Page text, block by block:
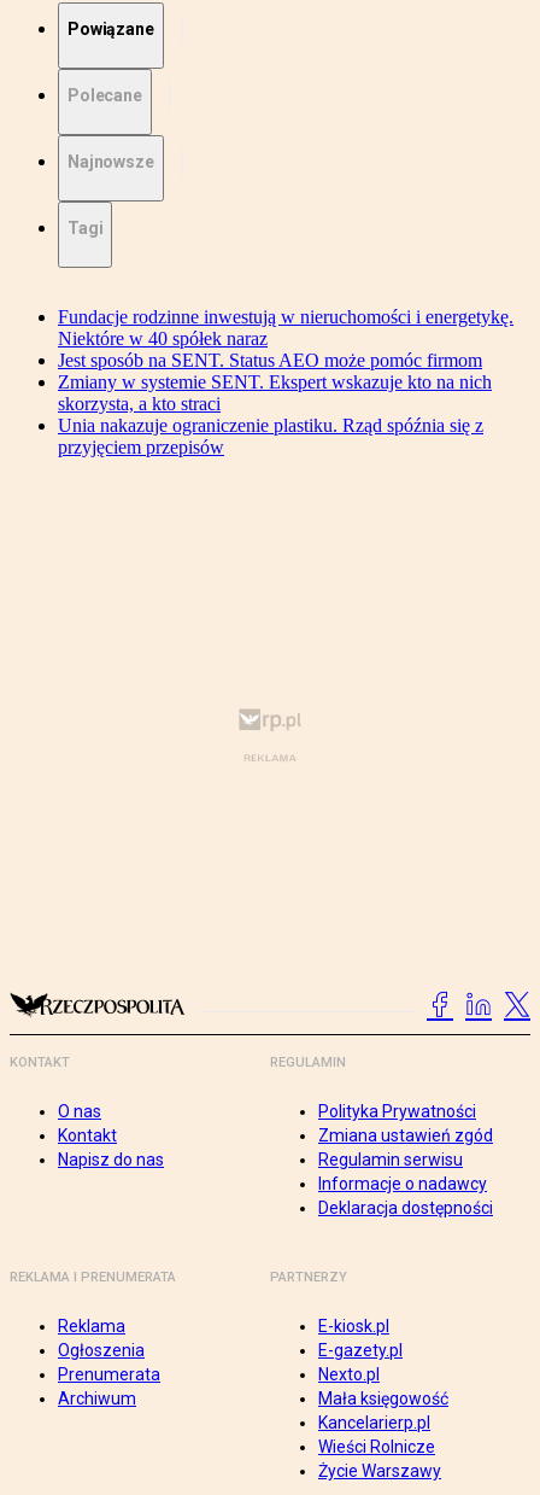
Powiązane
Polecane
Najnowsze
Tagi
Fundacje rodzinne inwestują w nieruchomości i energetykę.
Niektóre w 40 spółek naraz
Jest sposób na SENT. Status AEO może pomóc firmom
Zmiany w systemie SENT. Ekspert wskazuje kto na nich
skorzysta, a kto straci
Unia nakazuje ograniczenie plastiku. Rząd spóźnia się z
przyjęciem przepisów
KONTAKT
O nas
Kontakt
Napisz do nas
REGULAMIN
Polityka Prywatności
Zmiana ustawień zgód
Regulamin serwisu
Informacje o nadawcy
Deklaracja dostępności
REKLAMA I PRENUMERATA
Reklama
Ogłoszenia
Prenumerata
Archiwum
PARTNERZY
E-kiosk.pl
E-gazety.pl
Nexto.pl
Mała księgowość
Kancelarierp.pl
Wieści Rolnicze
Życie Warszawy